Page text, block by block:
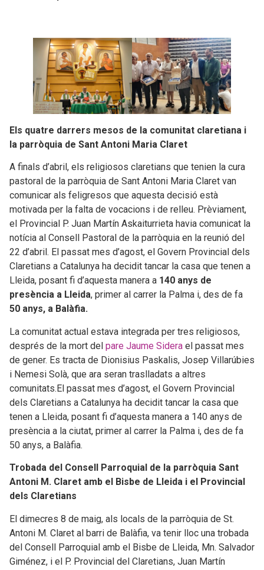
Els quatre darrers mesos de la comunitat claretiana i
la parròquia de Sant Antoni Maria Claret
A finals d’abril, els religiosos claretians que tenien la cura
pastoral de la parròquia de Sant Antoni Maria Claret van
comunicar als feligresos que aquesta decisió està
motivada per la falta de vocacions i de relleu. Prèviament,
el Provincial P. Juan Martín Askaiturrieta havia comunicat la
notícia al Consell Pastoral de la parròquia en la reunió del
22 d’abril. El passat mes d’agost, el Govern Provincial dels
Claretians a Catalunya ha decidit tancar la casa que tenen a
Lleida, posant fi d’aquesta manera a 140 anys de
presència a Lleida, primer al carrer la Palma i, des de fa
50 anys, a Balàfia.
La comunitat actual estava integrada per tres religiosos,
després de la mort del pare Jaume Sidera el passat mes
de gener. Es tracta de Dionisius Paskalis, Josep Villarúbies
i Nemesi Solà, que ara seran traslladats a altres
comunitats.El passat mes d’agost, el Govern Provincial
dels Claretians a Catalunya ha decidit tancar la casa que
tenen a Lleida, posant fi d’aquesta manera a 140 anys de
presència a la ciutat, primer al carrer la Palma i, des de fa
50 anys, a Balàfia.
Trobada del Consell Parroquial de la parròquia Sant
Antoni M. Claret amb el Bisbe de Lleida i el Provincial
dels Claretians
El dimecres 8 de maig, als locals de la parròquia de St.
Antoni M. Claret al barri de Balàfia, va tenir lloc una trobada
del Consell Parroquial amb el Bisbe de Lleida, Mn. Salvador
Giménez, i el P. Provincial del Claretians, Juan Martín